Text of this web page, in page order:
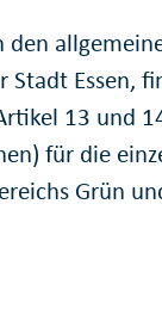
den
Stadt Essen,
13 und
für die
Grün